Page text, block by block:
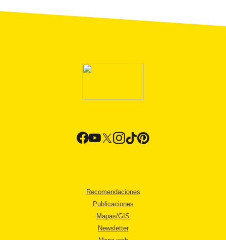
Recomendaciones
Publicaciones
Mapas/GIS
Newsletter